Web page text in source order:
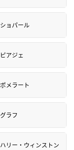
ショパール
ピアジェ
ポメラート
グラフ
ハリー・ウィンストン